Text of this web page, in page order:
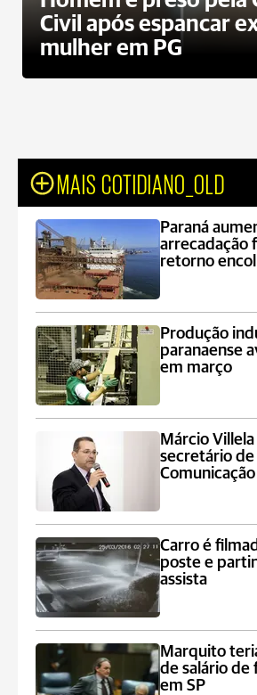
Civil após espancar
mulher em PG
MAIS COTIDIANO_OLD
Paraná
arrecadação
retorno
Produção
paranaense
em março
Márcio
secretário
Comunicação
Carro é
poste e
assista
Marquito
de salário de
em SP